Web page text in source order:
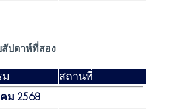
ปดาห์ที่สอง
ม สถานที่
ม 2568